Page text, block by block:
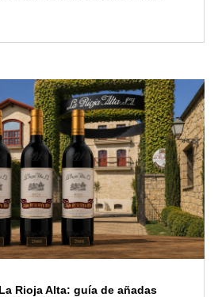
Rioja Alta: guía de añadas